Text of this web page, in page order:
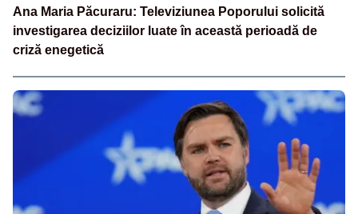
Ana Maria Păcuraru: Televiziunea Poporului solicită
investigarea deciziilor luate în această perioadă de
criză enegetică